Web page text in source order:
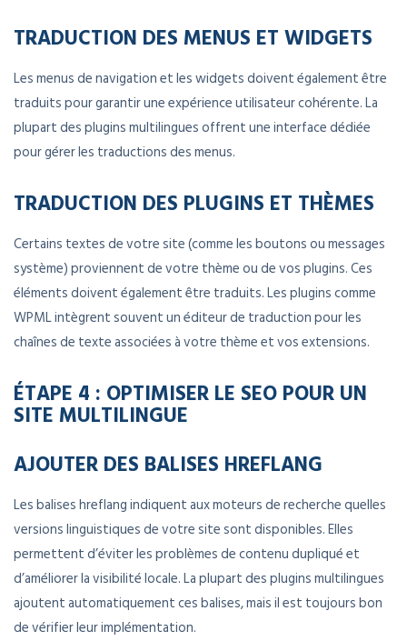
TRADUCTION DES MENUS ET WIDGETS
Les menus de navigation et les widgets doivent également être
traduits pour garantir une expérience utilisateur cohérente. La
plupart des plugins multilingues offrent une interface dédiée
pour gérer les traductions des menus.
TRADUCTION DES PLUGINS ET THÈMES
Certains textes de votre site (comme les boutons ou messages
système) proviennent de votre thème ou de vos plugins. Ces
éléments doivent également être traduits. Les plugins comme
WPML intègrent souvent un éditeur de traduction pour les
chaînes de texte associées à votre thème et vos extensions.
ÉTAPE 4 : OPTIMISER LE SEO POUR UN
SITE MULTILINGUE
AJOUTER DES BALISES HREFLANG
Les balises hreflang indiquent aux moteurs de recherche quelles
versions linguistiques de votre site sont disponibles. Elles
permettent d’éviter les problèmes de contenu dupliqué et
d’améliorer la visibilité locale. La plupart des plugins multilingues
ajoutent automatiquement ces balises, mais il est toujours bon
de vérifier leur implémentation.